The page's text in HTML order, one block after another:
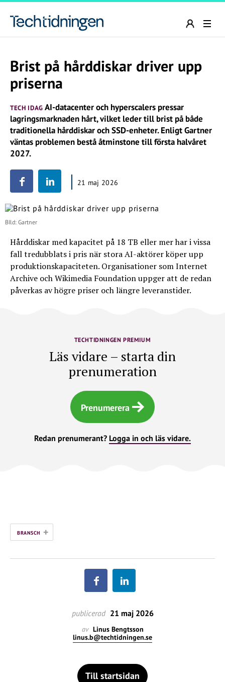
Brist på hårddiskar driver upp
priserna
TECH IDAG AI-datacenter och hyperscalers pressar
lagringsmarknaden hårt, vilket leder till brist på både
traditionella hårddiskar och SSD-enheter. Enligt Gartner
väntas problemen bestå åtminstone till första halvåret
2027.
21 maj 2026
BIld: Gartner
Hårddiskar med kapacitet på 18 TB eller mer har i vissa
fall tredubblats i pris när stora AI-aktörer köper upp
produktionskapaciteten. Organisationer som Internet
Archive och Wikimedia Foundation uppger att de redan
påverkas av högre priser och längre leveranstider.
TECHTIDNINGEN PREMIUM
Läs vidare – starta din
prenumeration
Prenumerera
Redan prenumerant? Logga in och läs vidare.
BRANSCH +
publicerad 21 maj 2026
av Linus Bengtsson
linus.b@techtidningen.se
Till startsidan